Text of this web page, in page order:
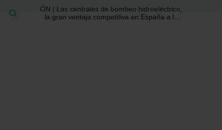
ÓN | Las centrales de bombeo hidroeléctrico,
la gran ventaja competitiva en España a la
BUSCAR